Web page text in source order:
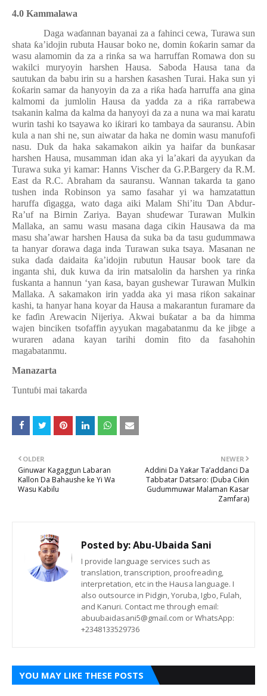
4.0 Kammalawa
Daga waɗannan bayanai za a fahinci cewa, Turawa sun
shata ƙa’idojin rubuta Hausar boko ne, domin ƙoƙarin samar da
wasu alamomin da za a rinƙa sa wa harruffan Romawa don su
wakilci muryoyin harshen Hausa. Saboda Hausa tana da
sautukan da babu irin su a harshen ƙasashen Turai. Haka sun yi
ƙoƙarin samar da hanyoyin da za a riƙa haɗa harruffa ana gina
kalmomi da jumlolin Hausa da yadda za a riƙa rarrabewa
tsakanin kalma da kalma da hanyoyi da za a nuna wa mai karatu
wurin tashi ko tsayawa ko iƙirari ko tambaya da sauransu. Abin
kula a nan shi ne, sun aiwatar da haka ne domin wasu manufofi
nasu. Duk da haka sakamakon aikin ya haifar da bunƙasar
harshen Hausa, musamman idan aka yi la’akari da ayyukan da
Turawa suka yi kamar: Hanns Vischer da G.P.Bargery da R.M.
East da R.C. Abraham da sauransu. Wannan takarda ta gano
tushen inda Robinson ya samo fasahar yi wa hamzatattun
haruffaɗigagga, wato daga aiki Malam Shi’itu Ɗan Abdur-
Ra’uf na Birnin Zariya. Bayan shuɗewar Turawan Mulkin
Mallaka, an samu wasu masana daga cikin Hausawa da ma
masu sha’awar harshen Hausa da suka ba da tasu gudummawa
ta hanyar ɗorawa daga inda Turawan suka tsaya. Masanan ne
suka daɗa daidaita ƙa’idojin rubutun Hausar book tare da
inganta shi, duk kuwa da irin matsalolin da harshen ya rinƙa
fuskanta a hannun ‘yan ƙasa, bayan gushewar Turawan Mulkin
Mallaka. A sakamakon irin yadda aka yi masa riƙon sakainar
kashi, ta hanyar hana koyar da Hausa a makarantun furamare da
ke faɗin Arewacin Nijeriya. Akwai buƙatar a ba da himma
wajen binciken tsofaffin ayyukan magabatanmu da ke jibge a
wuraren adana kayan tarihi domin fito da fasahohin
magabatanmu.
Manazarta
Tuntuɓi mai takarda
NEWER
Addini Da Yaƙar Ta’addanci Da
Tabbatar Datsaro: (Duba Cikin
Gudummuwar Malaman Ƙasar
Zamfara)
OLDER
Ginuwar Kagaggun Labaran
Kallon Da Bahaushe ke Yi Wa
Wasu Kabilu
Posted by:Abu-Ubaida Sani
I provide language services such as
translation, transcription, proofreading,
interpretation, etc in the Hausa language. I
also outsource in Pidgin, Yoruba, Igbo, Fulah,
and Kanuri. Contact me through email:
abuubaidasani5@gmail.com or WhatsApp:
+2348133529736
YOU MAY LIKE THESE POSTS